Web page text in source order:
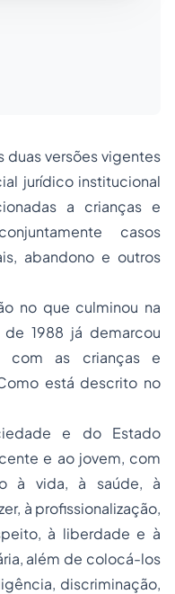
duas versões vigentes
jurídico institucional
a crianças e
casos
abandono e outros
no que culminou na
1988 já demarcou
com as crianças e
está descrito no
e do Estado
e ao jovem, com
à vida, à saúde, à
à profissionalização,
à liberdade e à
além de colocá-los
discriminação,